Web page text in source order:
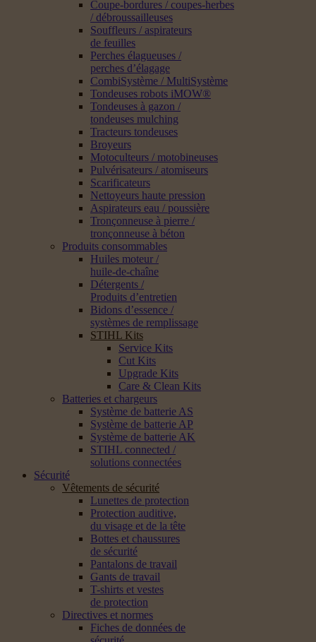
Coupe-bordures / coupes-herbes
/ débroussailleuses
Souffleurs / aspirateurs
de feuilles
Perches élagueuses /
perches d’élagage
CombiSystème / MultiSystème
Tondeuses robots iMOW®
Tondeuses à gazon /
tondeuses mulching
Tracteurs tondeuses
Broyeurs
Motoculteurs / motobineuses
Pulvérisateurs / atomiseurs
Scarificateurs
Nettoyeurs haute pression
Aspirateurs eau / poussière
Tronçonneuse à pierre /
tronçonneuse à béton
Produits consommables
Huiles moteur /
huile-de-chaîne
Détergents /
Produits d’entretien
Bidons d’essence /
systèmes de remplissage
STIHL Kits
Service Kits
Cut Kits
Upgrade Kits
Care & Clean Kits
Batteries et chargeurs
Système de batterie AS
Système de batterie AP
Système de batterie AK
STIHL connected /
solutions connectées
Sécurité
Vêtements de sécurité
Lunettes de protection
Protection auditive,
du visage et de la tête
Bottes et chaussures
de sécurité
Pantalons de travail
Gants de travail
T-shirts et vestes
de protection
Directives et normes
Fiches de données de